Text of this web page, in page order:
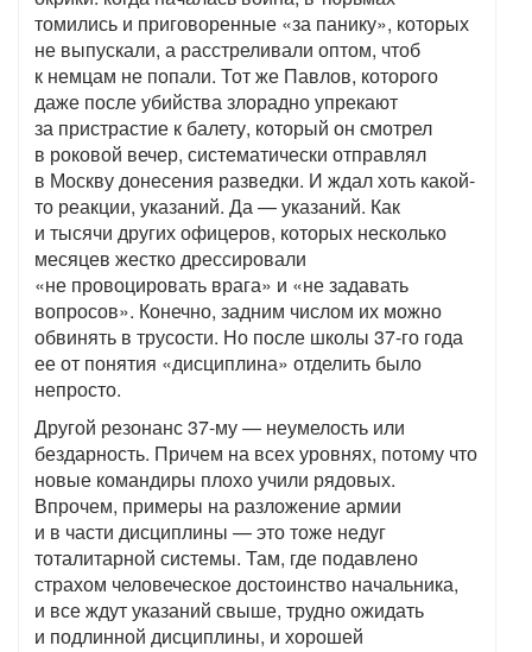
томились и приговоренные «за панику», которых
не выпускали, а расстреливали оптом, чтоб
к немцам не попали. Тот же Павлов, которого
даже после убийства злорадно упрекают
за пристрастие к балету, который он смотрел
в роковой вечер, систематически отправлял
в Москву донесения разведки. И ждал хоть какой-
то реакции, указаний. Да — указаний. Как
и тысячи других офицеров, которых несколько
месяцев жестко дрессировали
«не провоцировать врага» и «не задавать
вопросов». Конечно, задним числом их можно
обвинять в трусости. Но после школы 37-го года
ее от понятия «дисциплина» отделить было
непросто.
Другой резонанс 37-му — неумелость или
бездарность. Причем на всех уровнях, потому что
новые командиры плохо учили рядовых.
Впрочем, примеры на разложение армии
и в части дисциплины — это тоже недуг
тоталитарной системы. Там, где подавлено
страхом человеческое достоинство начальника,
и все ждут указаний свыше, трудно ожидать
и подлинной дисциплины, и хорошей